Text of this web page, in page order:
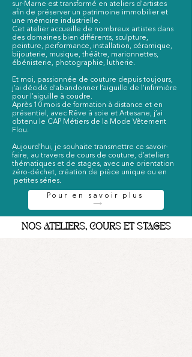
sur-Marne est transformé en ateliers d'artistes
afin de préserver un patrimoine immobilier et
une mémoire industrielle.
Cet atelier accueille de nombreux artistes dans
des domaines bien différents, sculpture,
peinture, performance, installation, céramique,
bijouterie, musique, théâtre, marionnettes,
ébénisterie, photographie, lutherie.
Et moi, passionnée de couture depuis toujours,
j’ai décidé d’abandonner l’aiguille de l’infirmière
pour l’aiguille à coudre.
Après 10 mois de formation à distance et en
présentiel, avec Rêve à soie et Artesane, j’ai
obtenu le CAP Métiers de la Mode Vêtement
Flou.
Aujourd’hui, je souhaite transmettre ce savoir-
faire, au travers de cours de couture, d’ateliers
thématiques et de stages, avec une orientation
zéro-déchet, création de pièce unique ou en
petites séries.
Pour en savoir plus
NOS ATELIERS, COURS ET STAGES